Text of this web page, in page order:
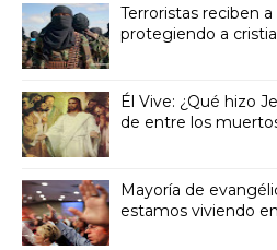
Terroristas reciben
protegiendo a
Él Vive: ¿Qué hizo
de entre los
Mayoría de
estamos viviendo